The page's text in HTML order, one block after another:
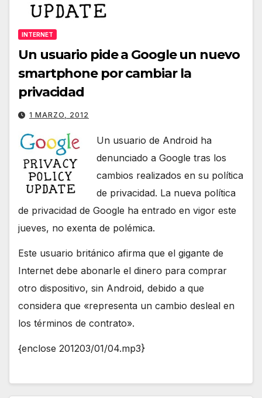
INTERNET
Un usuario pide a Google un nuevo
smartphone por cambiar la
privacidad
1 MARZO, 2012
Un usuario de Android ha
denunciado a Google tras los
cambios realizados en su política
de privacidad. La nueva política
de privacidad de Google ha entrado en vigor este
jueves, no exenta de polémica.
Este usuario británico afirma que el gigante de
Internet debe abonarle el dinero para comprar
otro dispositivo, sin Android, debido a que
considera que «representa un cambio desleal en
los términos de contrato».
{enclose 201203/01/04.mp3}